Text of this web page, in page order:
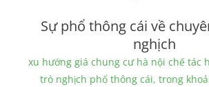
Sự phổ thông cái về
nghịch
xu hướng giá chung cư hà nội chế tác
trò nghịch phổ thông cái, trong